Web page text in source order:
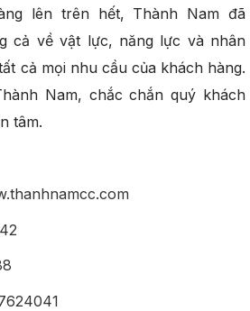
lên trên hết, Thành Nam đã
cả về vật lực, năng lực và nhân
cả mọi nhu cầu của khách hàng.
Nam, chắc chắn quý khách
tâm.